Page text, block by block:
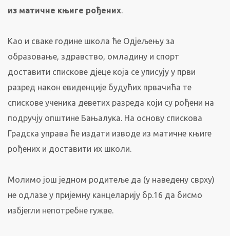
из матичне књиге рођених.
Као и сваке године школа ће Одјељењу за
образовање, здравство, омладину и спорт
доставити спискове дјеце која се уписују у први
разред након евиденције будућих првачића те
спискове ученика деветих разреда који су рођени на
подручју општине Бањалука. На основу спискова
Градска управа ће издати изводе из матичне књиге
рођених и доставити их школи.
Молимо још једном родитеље да (у наведену сврху)
не одлазе у пријемну канцеларију бр.16 да бисмо
избјегли непотребне гужве.